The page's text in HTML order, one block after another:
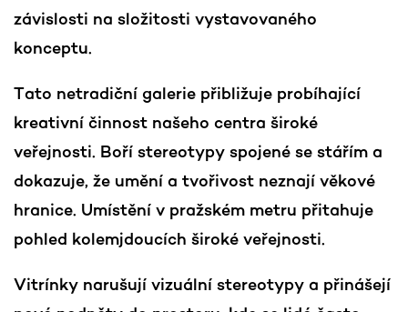
závislosti na složitosti vystavovaného
konceptu.
Tato netradiční galerie přibližuje probíhající
kreativní činnost našeho centra široké
veřejnosti. Boří stereotypy spojené se stářím a
dokazuje, že umění a tvořivost neznají věkové
hranice. Umístění v pražském metru přitahuje
pohled kolemjdoucích široké veřejnosti.
Vitrínky narušují vizuální stereotypy a přinášejí